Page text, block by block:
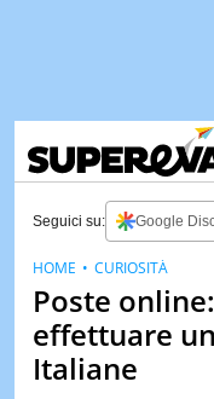
Seguici su: Google
Poste
effettuare
Italiane
HOME CURIOSITÀ